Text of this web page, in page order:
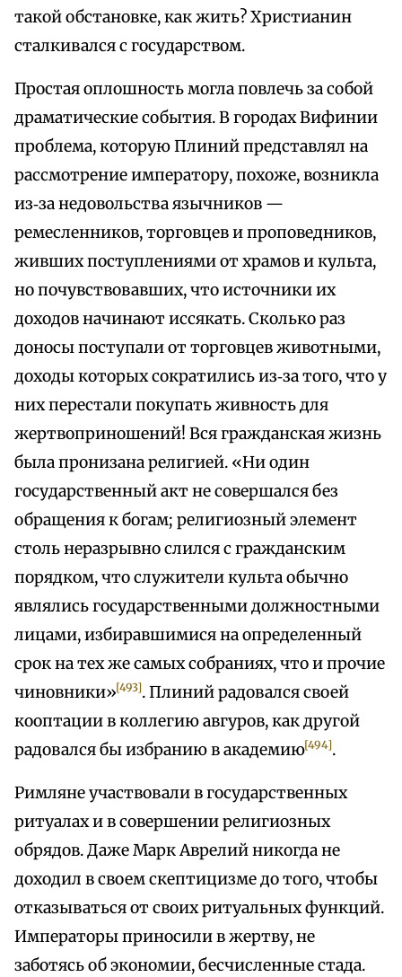
такой обстановке, как жить? Христианин
сталкивался с государством.
Простая оплошность могла повлечь за собой
драматические события. В городах Вифинии
проблема, которую Плиний представлял на
рассмотрение императору, похоже, возникла
из‑за недовольства язычников —
ремесленников, торговцев и проповедников,
живших поступлениями от храмов и культа,
но почувствовавших, что источники их
доходов начинают иссякать. Сколько раз
доносы поступали от торговцев животными,
доходы которых сократились из‑за того, что у
них перестали покупать живность для
жертвоприношений! Вся гражданская жизнь
была пронизана религией. «Ни один
государственный акт не совершался без
обращения к богам; религиозный элемент
столь неразрывно слился с гражданским
порядком, что служители культа обычно
являлись государственными должностными
лицами, избиравшимися на определенный
срок на тех же самых собраниях, что и прочие
чиновники»[493]. Плиний радовался своей
кооптации в коллегию авгуров, как другой
радовался бы избранию в академию[494].
Римляне участвовали в государственных
ритуалах и в совершении религиозных
обрядов. Даже Марк Аврелий никогда не
доходил в своем скептицизме до того, чтобы
отказываться от своих ритуальных функций.
Императоры приносили в жертву, не
заботясь об экономии, бесчисленные стада.